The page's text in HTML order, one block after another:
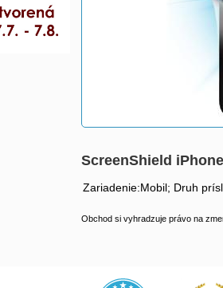
ScreenShield
Zariadenie:Mobil; Druh
Obchod si vyhradzuje právo na